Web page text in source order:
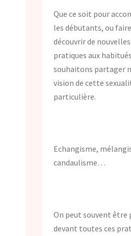
Que ce soit pour
les débutants, ou faire
découvrir de nouvelles
pratiques aux
souhaitons partager
vision de cette
particulière.
Echangisme,
candaulisme…
On peut souvent être
devant toutes ces